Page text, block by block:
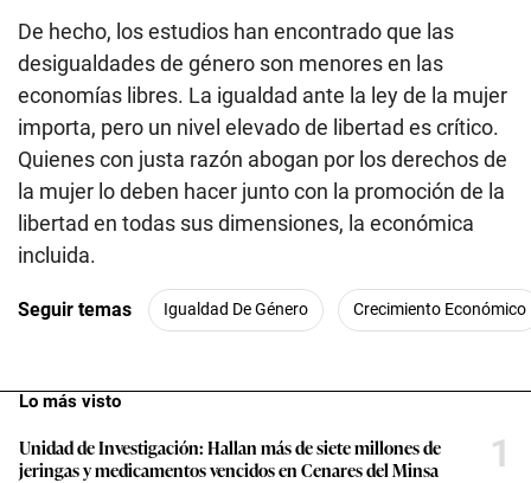
De hecho, los estudios han encontrado que las
desigualdades de género son menores en las
economías libres. La igualdad ante la ley de la mujer
importa, pero un nivel elevado de libertad es crítico.
Quienes con justa razón abogan por los derechos de
la mujer lo deben hacer junto con la promoción de la
libertad en todas sus dimensiones, la económica
incluida.
Seguir temas Igualdad De Género Crecimiento Económico
Lo más visto
Unidad de Investigación: Hallan más de siete millones de
jeringas y medicamentos vencidos en Cenares del Minsa
1